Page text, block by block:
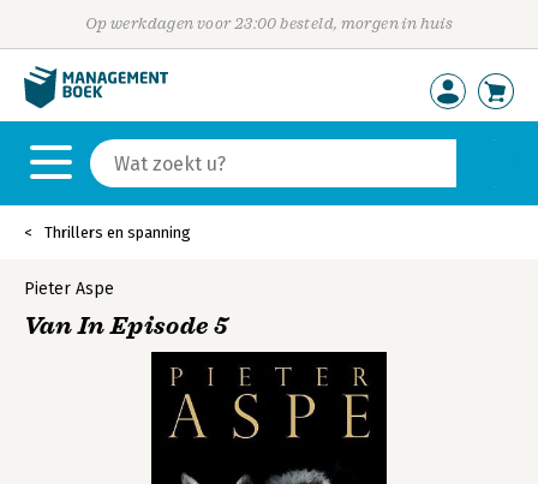
Op werkdagen voor 23:00 besteld, morgen in huis
Thrillers en spanning
Pieter Aspe
Van In Episode 5